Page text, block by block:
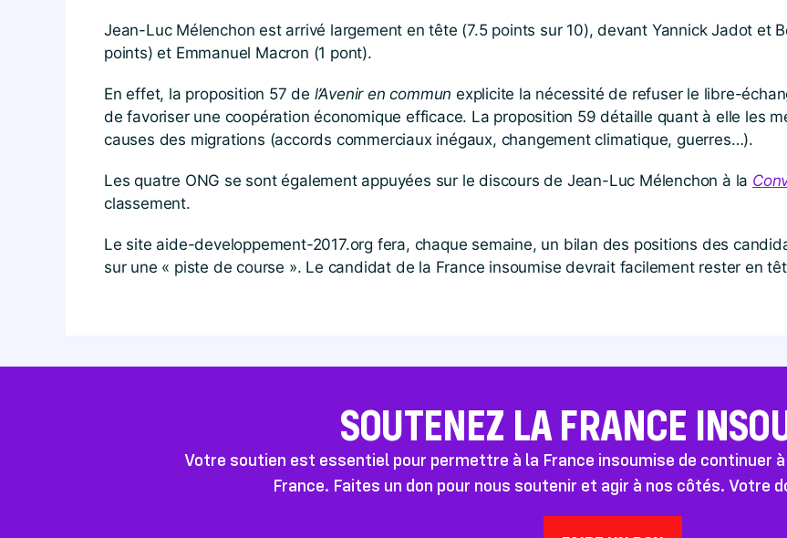
Jean-Luc Mélenchon est arrivé largement en tête (7.5 points sur 10), devant Yannick Jadot et
points) et Emmanuel Macron (1 pont).
En effet, la proposition 57 de l’Avenir en commun explicite la nécessité de refuser le libre-
de favoriser une coopération économique efficace. La proposition 59 détaille quant à elle les
causes des migrations (accords commerciaux inégaux, changement climatique, guerres…).
Les quatre ONG se sont également appuyées sur le discours de Jean-Luc Mélenchon à la
classement.
Le site aide​-developpement​-2017​.org fera, chaque semaine, un bilan des positions des
sur une « piste de course ». Le candidat de la France insoumise devrait facilement rester en
SOUTENEZ LA FRANCE
Votre soutien est essentiel pour permettre à la France insoumise de continuer
France. Faites un don pour nous soutenir et agir à nos côtés. Votre